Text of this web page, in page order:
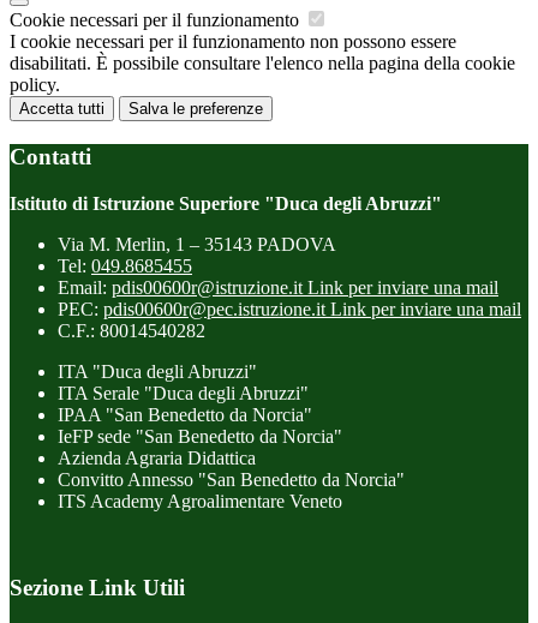
Cookie necessari per il funzionamento
I cookie necessari per il funzionamento non possono essere
disabilitati. È possibile consultare l'elenco nella pagina della cookie
policy.
Accetta tutti Salva le preferenze
Contatti
Istituto di Istruzione Superiore "Duca degli Abruzzi"
Via M. Merlin, 1 – 35143 PADOVA
Tel: 049.8685455
Email: pdis00600r@istruzione.it Link per inviare una mail
PEC: pdis00600r@pec.istruzione.it Link per inviare una mail
C.F.: 80014540282
ITA "Duca degli Abruzzi"
ITA Serale "Duca degli Abruzzi"
IPAA "San Benedetto da Norcia"
IeFP sede "San Benedetto da Norcia"
Azienda Agraria Didattica
Convitto Annesso "San Benedetto da Norcia"
ITS Academy Agroalimentare Veneto
Sezione Link Utili